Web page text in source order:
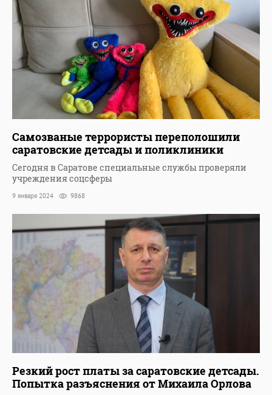
Самозваные террористы переполошили
саратовские детсады и поликлиники
Сегодня в Саратове специальные службы проверяли
учреждения соцсферы
9 января 2024 9868
Резкий рост платы за саратовские детсады.
Попытка разъяснения от Михаила Орлова